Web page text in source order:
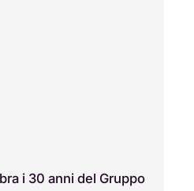
i 30 anni del Gruppo